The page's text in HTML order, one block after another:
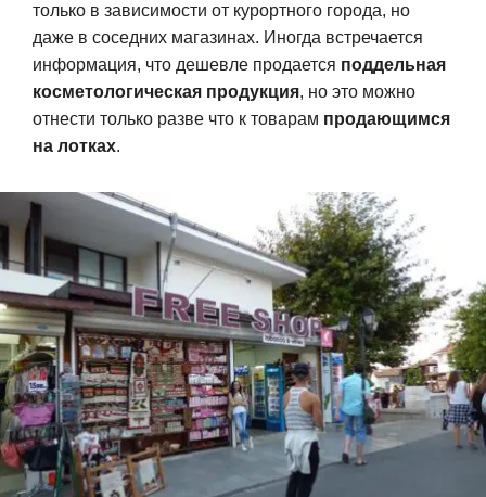
только в зависимости от курортного города, но
даже в соседних магазинах. Иногда встречается
информация, что дешевле продается поддельная
косметологическая продукция, но это можно
отнести только разве что к товарам продающимся
на лотках.